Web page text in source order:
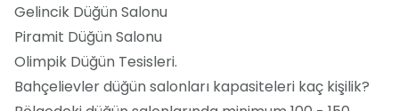
Gelincik Düğün Salonu
Piramit Düğün Salonu
Olimpik Düğün Tesisleri.
Bahçelievler düğün salonları kapasiteleri kaç kişilik?